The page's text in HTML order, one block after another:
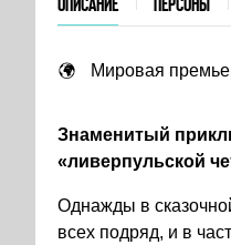
Мировая
Знаменитый
«ливерпульской
Однажды в
всех подряд, и в